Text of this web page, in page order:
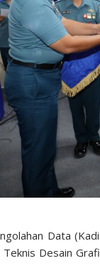
Data
Desain